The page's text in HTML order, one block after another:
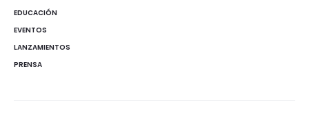
EDUCACIÓN
EVENTOS
LANZAMIENTOS
PRENSA